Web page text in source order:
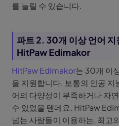
를 늘릴 수 있습니다.
파트 2. 30개 이상 언어
HitPaw Edimakor
HitPaw Edimakor는 30개 이
을 지원합니다. 보통의 인공 지
어의 다양성이 부족하거나 자
수 있었을 텐데요. HitPaw
넘는 사람들이 이용하는, 최고